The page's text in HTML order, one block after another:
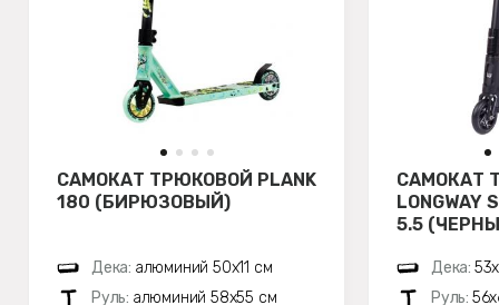
САМОКАТ ТРЮКОВОЙ PLANK
180 (БИРЮЗОВЫЙ)
Дека: алюминий 50х11 см
Руль: алюминий 58х55 см
САМОКАТ
LONGWAY
5.5
Дека:
Руль: